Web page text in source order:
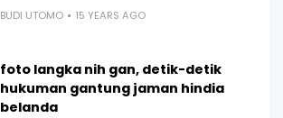
BUDI UTOMO 15 YEARS AGO
foto langka nih gan, detik-detik
hukuman gantung jaman hindia
belanda